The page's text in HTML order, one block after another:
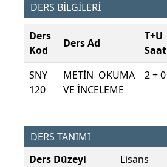
DERS BİLGİLERİ
Ders
Kod
Ders Ad
T+U
Saat
SNY
120
METİN OKUMA
VE İNCELEME
2 + 0
DERS TANIMI
Ders Düzeyi
Lisans